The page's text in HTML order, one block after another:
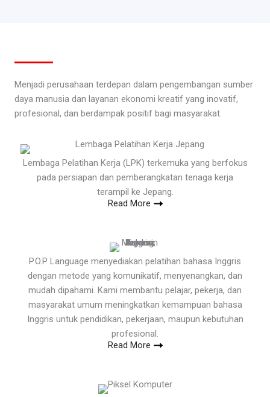
Menjadi perusahaan terdepan dalam pengembangan sumber
daya manusia dan layanan ekonomi kreatif yang inovatif,
profesional, dan berdampak positif bagi masyarakat.
Lembaga Pelatihan Kerja (LPK) terkemuka yang berfokus
pada persiapan dan pemberangkatan tenaga kerja
terampil ke Jepang.
Read More
P.O.P Language menyediakan pelatihan bahasa Inggris
dengan metode yang komunikatif, menyenangkan, dan
mudah dipahami. Kami membantu pelajar, pekerja, dan
masyarakat umum meningkatkan kemampuan bahasa
Inggris untuk pendidikan, pekerjaan, maupun kebutuhan
profesional.
Read More